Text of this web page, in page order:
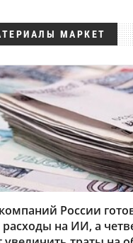
МАРКЕТ
России
на ИИ, а